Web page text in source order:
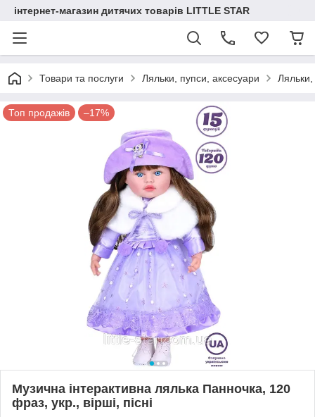
інтернет-магазин дитячих товарів LITTLE STAR
Товари та послуги Ляльки, пупси, аксесуари Ляльки,
Топ продажів –17%
Музична інтерактивна лялька Панночка, 120
фраз, укр., вірші, пісні